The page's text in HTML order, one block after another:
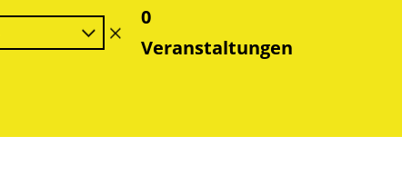
Filter
löschen
0
Veranstaltungen